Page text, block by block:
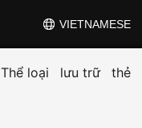
VIETNAMESE
Thể loại lưu trữ thẻ